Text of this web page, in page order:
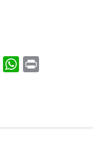
LinkedIn
WhatsApp